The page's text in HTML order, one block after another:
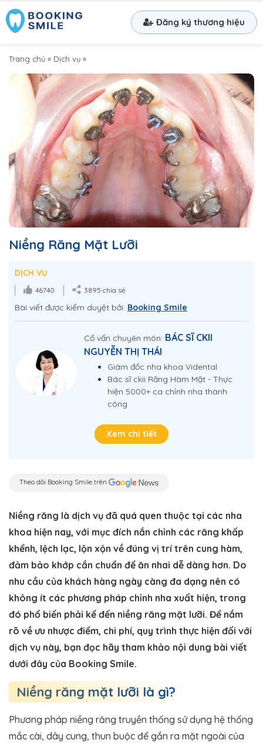
Đăng ký thương hiệu
Trang chủ » Dịch vụ »
Niềng Răng Mặt Lưỡi
DỊCH VỤ
46740 3895 chia sẻ
Bài viết được kiểm duyệt bởi: Booking Smile
Cố vấn chuyên môn: BÁC SĨ CKII
NGUYỄN THỊ THÁI
Giám đốc nha khoa Vidental
Bác sĩ ckii Răng Hàm Mặt - Thực
hiện 5000+ ca chỉnh nha thành
công
Xem chi tiết
Theo dõi Booking Smile trên
Niềng răng là dịch vụ đã quá quen thuộc tại các nha
khoa hiện nay, với mục đích nắn chỉnh các răng khấp
khểnh, lệch lạc, lộn xộn về đúng vị trí trên cung hàm,
đảm bảo khớp cắn chuẩn để ăn nhai dễ dàng hơn. Do
nhu cầu của khách hàng ngày càng đa dạng nên có
không ít các phương pháp chỉnh nha xuất hiện, trong
đó phổ biến phải kể đến niềng răng mặt lưỡi. Để nắm
rõ về ưu nhược điểm, chi phí, quy trình thực hiện đối với
dịch vụ này, bạn đọc hãy tham khảo nội dung bài viết
dưới đây của Booking Smile.
Niềng răng mặt lưỡi là gì?
Phương pháp niềng răng truyền thống sử dụng hệ thống
mắc cài, dây cung, thun buộc để gắn ra mặt ngoài của